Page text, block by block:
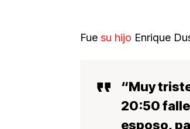
Fue su hijo Enrique
“Muy
20:50
esposo,